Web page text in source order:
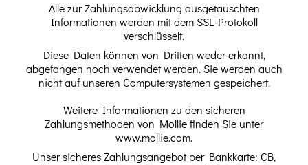
Alle zur Zahlungsabwicklung ausgetauschten
Informationen werden mit dem SSL-Protokoll
verschlüsselt.
Diese Daten können von Dritten weder erkannt,
abgefangen noch verwendet werden. Sie werden auch
nicht auf unseren Computersystemen gespeichert.
Weitere Informationen zu den sicheren
Zahlungsmethoden von Mollie finden Sie unter
www.mollie.com.
Unser sicheres Zahlungsangebot per Bankkarte: CB,